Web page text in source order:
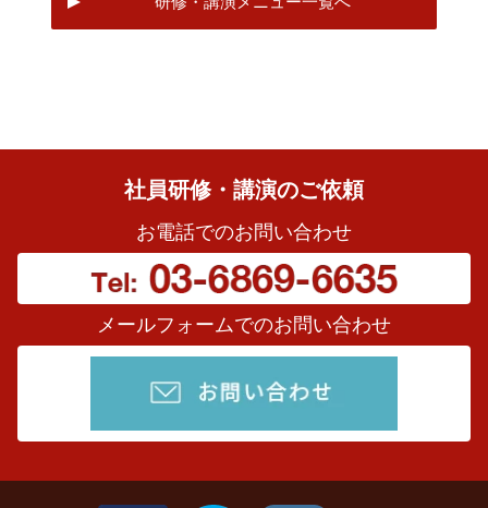
社員研修・講演のご依頼
お電話でのお問い合わせ
メールフォームでのお問い合わせ